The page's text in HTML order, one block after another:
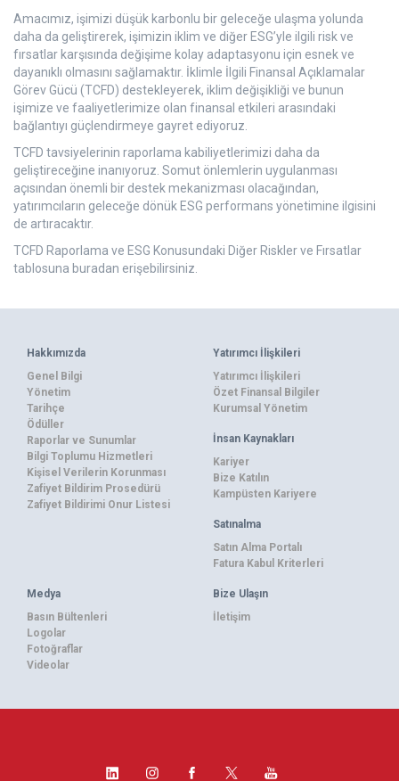
Amacımız, işimizi düşük karbonlu bir geleceğe ulaşma yolunda
daha da geliştirerek, işimizin iklim ve diğer ESG’yle ilgili risk ve
fırsatlar karşısında değişime kolay adaptasyonu için esnek ve
dayanıklı olmasını sağlamaktır. İklimle İlgili Finansal Açıklamalar
Görev Gücü (TCFD) destekleyerek, iklim değişikliği ve bunun
işimize ve faaliyetlerimize olan finansal etkileri arasındaki
bağlantıyı güçlendirmeye gayret ediyoruz.
TCFD tavsiyelerinin raporlama kabiliyetlerimizi daha da
geliştireceğine inanıyoruz. Somut önlemlerin uygulanması
açısından önemli bir destek mekanizması olacağından,
yatırımcıların geleceğe dönük ESG performans yönetimine ilgisini
de artıracaktır.
TCFD Raporlama ve ESG Konusundaki Diğer Riskler ve Fırsatlar
tablosuna buradan erişebilirsiniz.
Hakkımızda
Genel Bilgi
Yönetim
Tarihçe
Ödüller
Raporlar ve Sunumlar
Bilgi Toplumu Hizmetleri
Kişisel Verilerin Korunması
Zafiyet Bildirim Prosedürü
Zafiyet Bildirimi Onur Listesi
Yatırımcı İlişkileri
Yatırımcı İlişkileri
Özet Finansal Bilgiler
Kurumsal Yönetim
İnsan Kaynakları
Kariyer
Bize Katılın
Kampüsten Kariyere
Satınalma
Satın Alma Portalı
Fatura Kabul Kriterleri
Medya
Basın Bültenleri
Logolar
Fotoğraflar
Videolar
Bize Ulaşın
İletişim